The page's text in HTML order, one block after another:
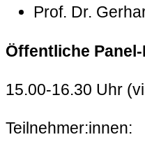
Prof. Dr.
Öffentliche
15.00-16.30 Uhr
Teilnehmer:innen: